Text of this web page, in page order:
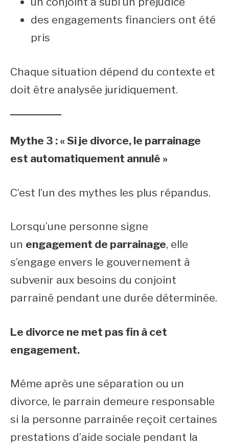
des engagements financiers ont été
pris
Chaque situation dépend du contexte et
doit être analysée juridiquement.
Mythe 3 : « Si je divorce, le parrainage
est automatiquement annulé »
C’est l’un des mythes les plus répandus.
Lorsqu’une personne signe
un engagement de parrainage, elle
s’engage envers le gouvernement à
subvenir aux besoins du conjoint
parrainé pendant une durée déterminée.
Le divorce ne met pas fin à cet
engagement.
Même après une séparation ou un
divorce, le parrain demeure responsable
si la personne parrainée reçoit certaines
prestations d’aide sociale pendant la